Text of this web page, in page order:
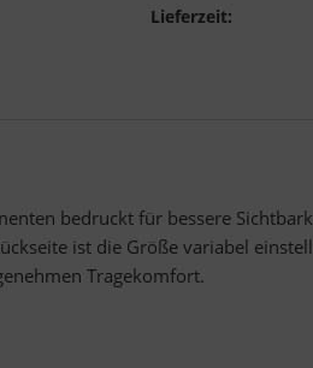
Lieferzeit:
bedruckt für bessere
ist die Größe variabel
Tragekomfort.